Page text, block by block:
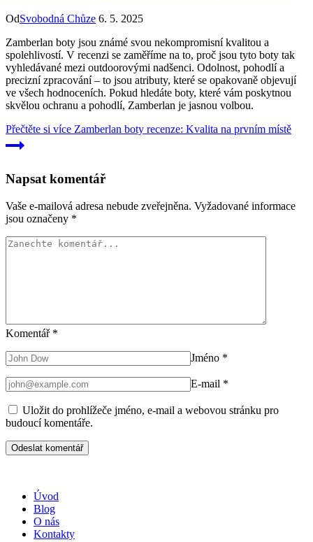
OdSvobodná Chůze 6. 5. 2025
Zamberlan boty jsou známé svou nekompromisní kvalitou a
spolehlivostí. V recenzi se zaměříme na to, proč jsou tyto boty tak
vyhledávané mezi outdoorovými nadšenci. Odolnost, pohodlí a
precizní zpracování – to jsou atributy, které se opakovaně objevují
ve všech hodnoceních. Pokud hledáte boty, které vám poskytnou
skvělou ochranu a pohodlí, Zamberlan je jasnou volbou.
Přečtěte si více Zamberlan boty recenze: Kvalita na prvním místě
Napsat komentář
Vaše e-mailová adresa nebude zveřejněna. Vyžadované informace
jsou označeny *
Komentář *
Jméno *
E-mail *
Uložit do prohlížeče jméno, e-mail a webovou stránku pro
budoucí komentáře.
Úvod
Blog
O nás
Kontakty